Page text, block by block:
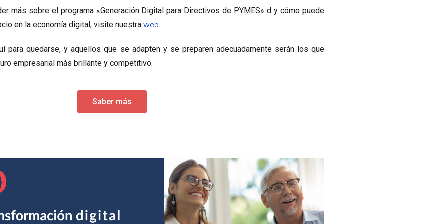
más sobre el programa «Generación Digital para Directivos de PYMES» d y cómo puede
en la economía digital, visite nuestra web.
para quedarse, y aquellos que se adapten y se preparen adecuadamente serán los que
empresarial más brillante y competitivo.
Saber más